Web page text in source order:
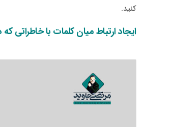
کنید.
ایجاد ارتباط میان کلمات با خاطراتی